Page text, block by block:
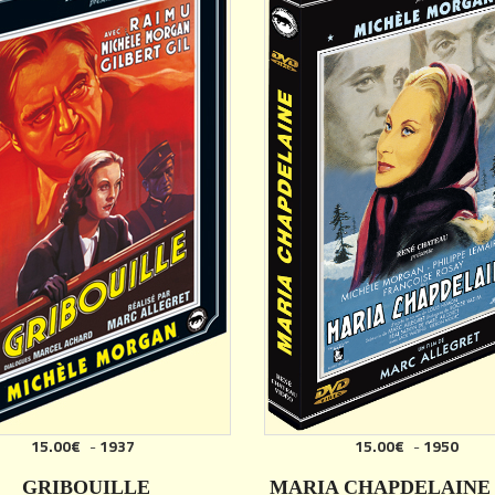
15.00€ -1937
GRIBOUILLE
15.00€ -1950
MARIA CHAPDELAINE